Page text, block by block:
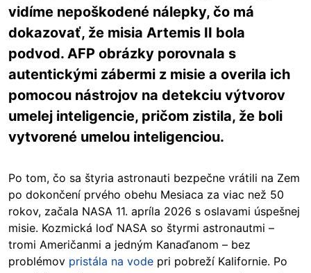
vidíme nepoškodené nálepky, čo má
dokazovať, že misia Artemis II bola
podvod. AFP obrázky porovnala s
autentickými zábermi z misie a overila ich
pomocou nástrojov na detekciu výtvorov
umelej inteligencie, pričom zistila, že boli
vytvorené umelou inteligenciou.
Po tom, čo sa štyria astronauti bezpečne vrátili na Zem
po dokončení prvého obehu Mesiaca za viac než 50
rokov, začala NASA 11. apríla 2026 s oslavami úspešnej
misie. Kozmická loď NASA so štyrmi astronautmi –
tromi Američanmi a jedným Kanaďanom – bez
problémov pristála na vode pri pobreží Kalifornie. Po